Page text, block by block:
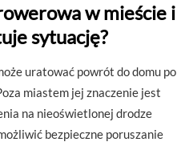
w mieście i
sytuację?
uratować powrót do domu po
miastem jej znaczenie jest
na nieoświetlonej drodze
bezpieczne poruszanie